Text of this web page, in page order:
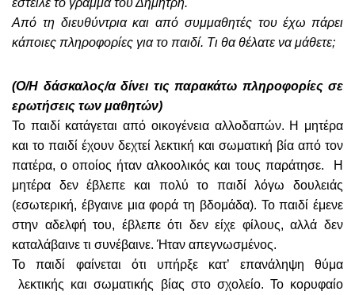
Από τη διευθύντρια και από συμμαθητές του έχω πάρει
κάποιες πληροφορίες για το παιδί. Τι θα θέλατε να μάθετε;
(Ο/Η δάσκαλος/α δίνει τις παρακάτω πληροφορίες σε
ερωτήσεις των μαθητών)
Το παιδί κατάγεται από οικογένεια αλλοδαπών. Η μητέρα
και το παιδί έχουν δεχτεί λεκτική και σωματική βία από τον
πατέρα, ο οποίος ήταν αλκοολικός και τους παράτησε. Η
μητέρα δεν έβλεπε και πολύ το παιδί λόγω δουλειάς
(εσωτερική, έβγαινε μια φορά τη βδομάδα). Το παιδί έμενε
στην αδελφή του, έβλεπε ότι δεν είχε φίλους, αλλά δεν
καταλάβαινε τι συνέβαινε. Ήταν απεγνωσμένος.
Το παιδί φαίνεται ότι υπήρξε κατ’ επανάληψη θύμα
λεκτικής και σωματικής βίας στο σχολείο. Το κορυφαίο